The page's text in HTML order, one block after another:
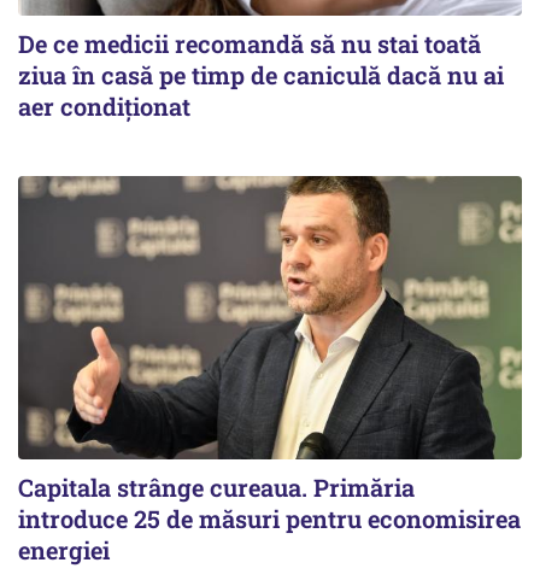
De ce medicii recomandă să nu stai toată
ziua în casă pe timp de caniculă dacă nu ai
aer condiționat
Capitala strânge cureaua. Primăria
introduce 25 de măsuri pentru economisirea
energiei